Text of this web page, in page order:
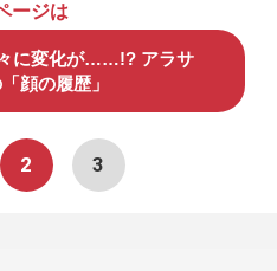
ージは
々に変化が……!? アラサ
顔の履歴」
2 3